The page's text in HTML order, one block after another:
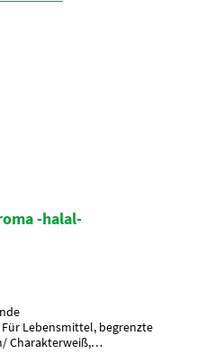
-halal-
Lebensmittel, begrenzte
Charakterweiß,